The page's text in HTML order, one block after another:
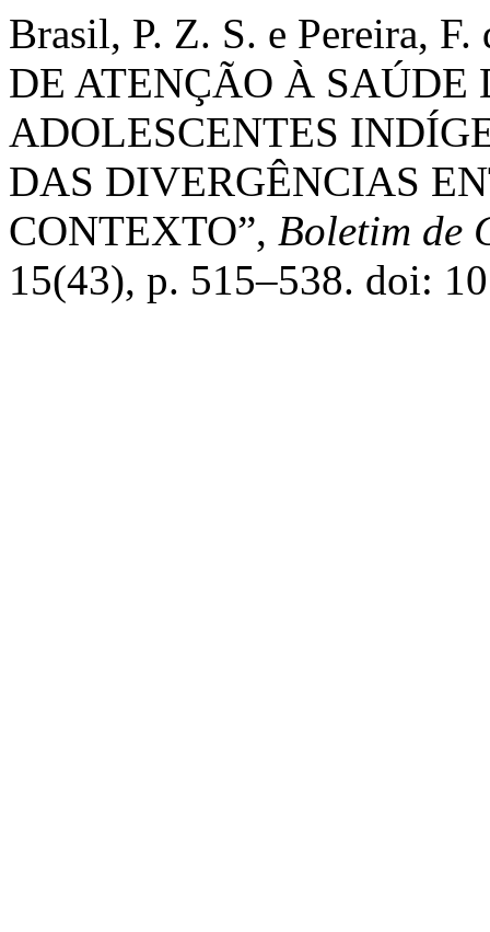
Brasil, P. Z. S. e Pereira,
DE ATENÇÃO À SAÚDE
ADOLESCENTES
DAS DIVERGÊNCIAS
CONTEXTO”, Boletim de
15(43), p. 515–538. doi: